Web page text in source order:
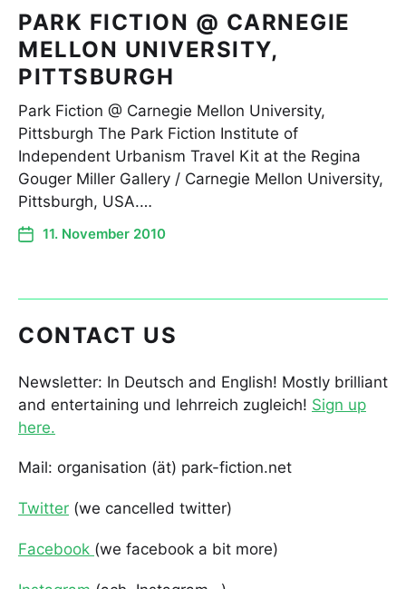
PARK FICTION @ CARNEGIE
MELLON UNIVERSITY,
PITTSBURGH
Park Fiction @ Carnegie Mellon University,
Pittsburgh The Park Fiction Institute of
Independent Urbanism Travel Kit at the Regina
Gouger Miller Gallery / Carnegie Mellon University,
Pittsburgh, USA.…
11. November 2010
CONTACT US
Newsletter: In Deutsch and English! Mostly brilliant
and entertaining und lehrreich zugleich! Sign up
here.
Mail: organisation (ät) park-fiction.net
Twitter (we cancelled twitter)
Facebook (we facebook a bit more)